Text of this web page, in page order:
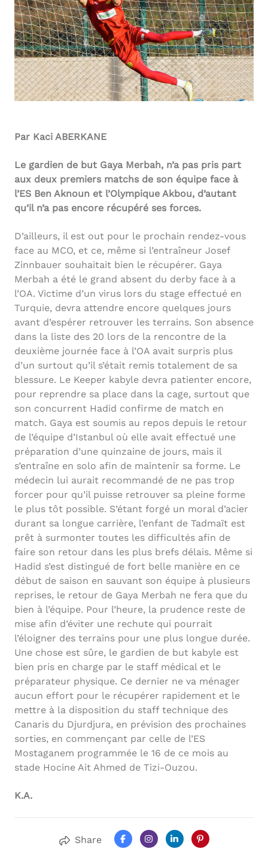
Par Kaci ABERKANE
Le gardien de but Gaya Merbah, n’a pas pris part
aux deux premiers matchs de son équipe face à
l’ES Ben Aknoun et l’Olympique Akbou, d’autant
qu’il n’a pas encore récupéré ses forces.
D’ailleurs, il est out pour le prochain rendez-vous
face au MCO, et ce, même si l’entraîneur Josef
Zinnbauer souhaitait bien le récupérer. Gaya
Merbah a été le grand absent du derby face à a
l’OA. Victime d’un virus lors du stage effectué en
Turquie, devra attendre encore quelques jours
avant d’espérer retrouver les terrains. Son absence
dans la liste des 20 lors de la rencontre de la
deuxième journée face à l’OA avait surpris plus
d’un surtout qu’il s’était remis totalement de sa
blessure. Le Keeper kabyle devra patienter encore,
pour reprendre sa place dans la cage, surtout que
son concurrent Hadid confirme de match en
match. Gaya est soumis au repos depuis le retour
de l’équipe d’Istanbul où elle avait effectué une
préparation d’une quinzaine de jours, mais il
s’entraîne en solo afin de maintenir sa forme. Le
médecin lui aurait recommandé de ne pas trop
forcer pour qu’il puisse retrouver sa pleine forme
le plus tôt possible. S’étant forgé un moral d’acier
durant sa longue carrière, l’enfant de Tadmaït est
prêt à surmonter toutes les difficultés afin de
faire son retour dans les plus brefs délais. Même si
Hadid s’est distingué de fort belle manière en ce
début de saison en sauvant son équipe à plusieurs
reprises, le retour de Gaya Merbah ne fera que du
bien à l’équipe. Pour l’heure, la prudence reste de
mise afin d’éviter une rechute qui pourrait
l’éloigner des terrains pour une plus longue durée.
Une chose est sûre, le gardien de but kabyle est
bien pris en charge par le staff médical et le
préparateur physique. Ce dernier ne va ménager
aucun effort pour le récupérer rapidement et le
mettre à la disposition du staff technique des
Canaris du Djurdjura, en prévision des prochaines
sorties, en commençant par celle de l’ES
Mostaganem programmée le 16 de ce mois au
stade Hocine Ait Ahmed de Tizi-Ouzou.
K.A.
Share